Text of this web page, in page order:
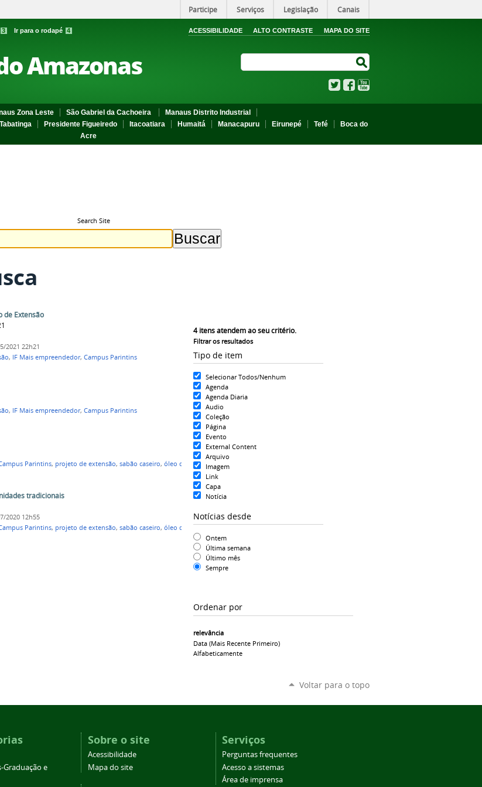
Participe Serviços Legislação Canais
3 Ir para o rodapé 4 ACESSIBILIDADE ALTO CONTRASTE MAPA DO SITE
Amazonas
TwitterFacebook
Zona Leste São Gabriel da Cachoeira
Manaus Distrito Industrial
Tabatinga Presidente Figueiredo Itacoatiara Humaitá Manacapuru Eirunepé Tefé
Boca do
Acre
Search Site
4itens atendem ao seu critério.
Filtrar os resultados
Tipo de item
Selecionar Todos/Nenhum
Agenda
Agenda Diaria
Audio
Coleção
Página
Evento
External Content
Arquivo
Imagem
Link
Capa
Notícia
Notícias desde
Ontem
Última semana
Último mês
Sempre
Ordenar por
relevância
Data (mais Recente Primeiro)
Alfabeticamente
de Extensão
2021 22h21
, IF Mais empreendedor, Campus Parintins
, IF Mais empreendedor, Campus Parintins
Parintins, projeto de extensão, sabão caseiro, óleo de
tradicionais
2020 12h55
Parintins, projeto de extensão, sabão caseiro, óleo de
Voltar para o topo
Graduação e
Sobre o site
Acessibilidade
Mapa do site
Serviços
Perguntas frequentes
Acesso a sistemas
Área de imprensa